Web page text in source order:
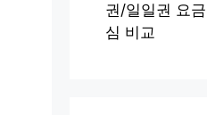
권/일일권 요
심 비교